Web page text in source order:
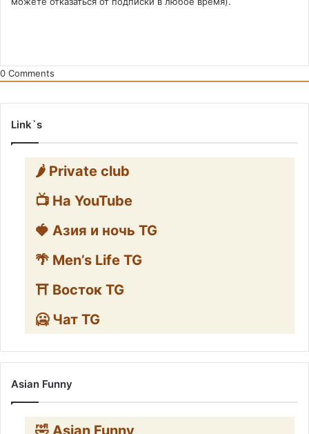
0 Comments
Link`s
🌶️ Private club
📺 На YouTube
🍓 Азия и ночь TG
🌴 Men’s Life TG
⛩️ Восток TG
🥶 Чат TG
Asian Funny
🤣 Asian Funny